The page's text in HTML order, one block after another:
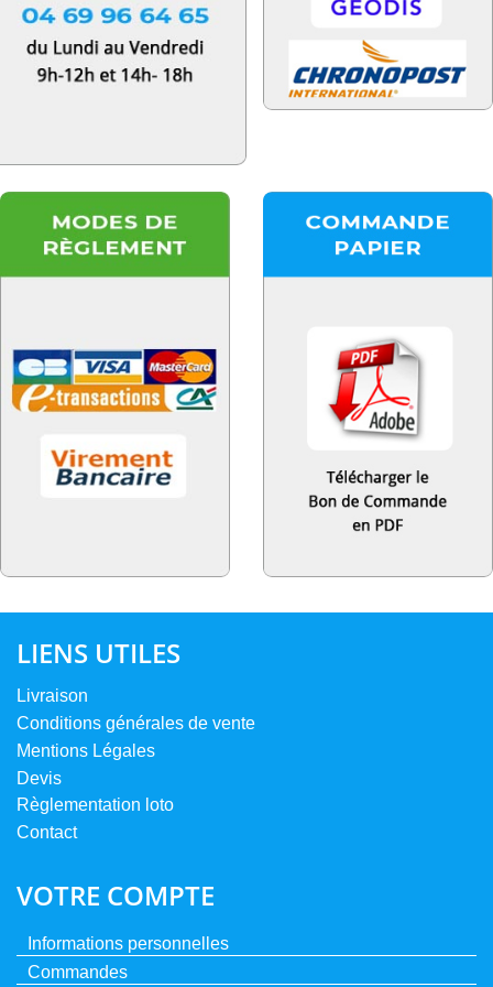
LIENS UTILES
Livraison
Conditions générales de vente
Mentions Légales
Devis
Règlementation loto
Contact
VOTRE COMPTE
Informations personnelles
Commandes